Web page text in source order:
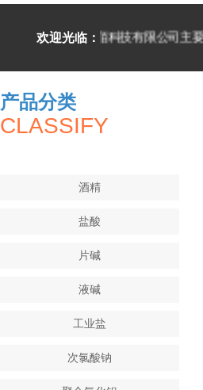
欢迎光临：
厦门纳佰科技有限公司主要
产品分类
CLASSIFY
酒精
盐酸
片碱
液碱
工业盐
次氯酸钠